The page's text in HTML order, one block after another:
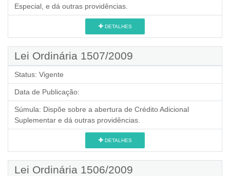
Especial, e dá outras providências.
DETALHES
Lei Ordinária 1507/2009
Status: Vigente
Data de Publicação:
Súmula: Dispõe sobre a abertura de Crédito Adicional
Suplementar e dá outras providências.
DETALHES
Lei Ordinária 1506/2009